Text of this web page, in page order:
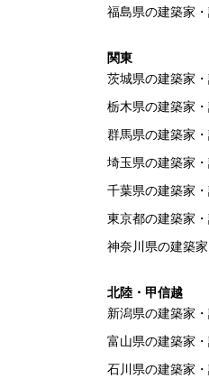
福島県の建築家
関東
茨城県の建築家
栃木県の建築家
群馬県の建築家
埼玉県の建築家
千葉県の建築家
東京都の建築家
神奈川県の建築
北陸・甲信越
新潟県の建築家
富山県の建築家
石川県の建築家